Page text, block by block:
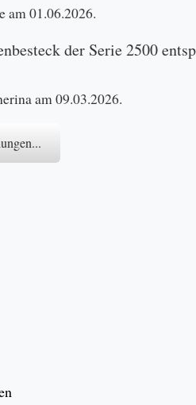
am 01.06.2026.
der Serie 2500
am 09.03.2026.